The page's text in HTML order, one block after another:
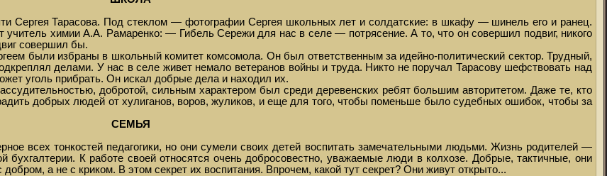
Сергея Тарасова. Под стеклом — фотографии Сергея школьных лет и солдатские: в шкафу — шинель его и ранец.
учитель химии А.А. Рамаренко: — Гибель Сережи для нас в селе — потрясение. А то, что он совершил подвиг, никого
совершил бы.
были избраны в школьный комитет комсомола. Он был ответственным за идейно-политический сектор. Трудный,
делами. У нас в селе живет немало ветеранов войны и труда. Никто не поручал Тарасову шефствовать над
уголь прибрать. Он искал добрые дела и находил их.
добротой, сильным характером был среди деревенских ребят большим авторитетом. Даже те, кто
добрых людей от хулиганов, воров, жуликов, и еще для того, чтобы поменьше было судебных ошибок, чтобы за
СЕМЬЯ
всех тонкостей педагогики, но они сумели своих детей воспитать замечательными людьми. Жизнь родителей —
К работе своей относятся очень добросовестно, уважаемые люди в колхозе. Добрые, тактичные, они
а не с криком. В этом секрет их воспитания. Впрочем, какой тут секрет? Они живут открыто...